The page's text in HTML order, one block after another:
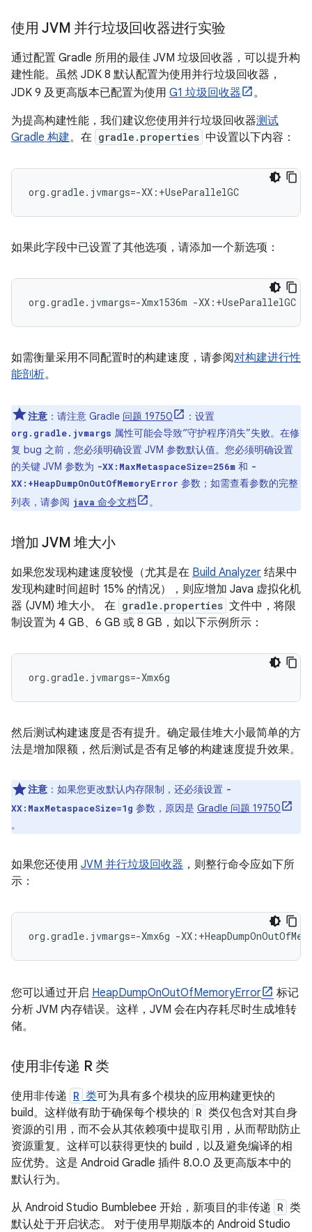
使用 JVM 并行垃圾回收器进行实验
通过配置 Gradle 所用的最佳 JVM 垃圾回收器，可以提升构
建性能。虽然 JDK 8 默认配置为使用并行垃圾回收器，
JDK 9 及更高版本已配置为使用 G1 垃圾回收器
。
为提高构建性能，我们建议您使用并行垃圾回收器测试
Gradle 构建。在 gradle.properties 中设置以下内容：
org.gradle.jvmargs=-XX:+UseParallelGC
如果此字段中已设置了其他选项，请添加一个新选项：
org.gradle.jvmargs=-Xmx1536m -XX:+UseParallelGC
如需衡量采用不同配置时的构建速度，请参阅对构建进行性
能剖析。
注意 ：请注意 Gradle 问题 19750 ：设置
org.gradle.jvmargs 属性可能会导致“守护程序消失”失败。在修
复 bug 之前，您必须明确设置 JVM 参数默认值。您必须明确设置
的关键 JVM 参数为 -XX:MaxMetaspaceSize=256m 和 -
XX:+HeapDumpOnOutOfMemoryError 参数；如需查看参数的完整
列表，请参阅 java 命令文档 。
增加 JVM 堆大小
如果您发现构建速度较慢（尤其是在 Build Analyzer 结果中
发现构建时间超时 15% 的情况），则应增加 Java 虚拟化机
器 (JVM) 堆大小。 在 gradle.properties 文件中，将限
制设置为 4 GB、6 GB 或 8 GB，如以下示例所示：
org.gradle.jvmargs=-Xmx6g
然后测试构建速度是否有提升。确定最佳堆大小最简单的方
法是增加限额，然后测试是否有足够的构建速度提升效果。
注意 ：如果您更改默认内存限制，还必须设置 -
XX:MaxMetaspaceSize=1g 参数，原因是 Gradle 问题 19750
。
如果您还使用 JVM 并行垃圾回收器 ，则整行命令应如下所
示：
org.gradle.jvmargs=-Xmx6g -
您可以通过开启 HeapDumpOnOutOfMemoryError
标记
分析 JVM 内存错误。这样，JVM 会在内存耗尽时生成堆转
储。
使用非传递 R 类
使用非传递 R 类可为具有多个模块的应用构建更快的
build。这样做有助于确保每个模块的 R 类仅包含对其自身
资源的引用，而不会从其依赖项中提取引用，从而帮助防止
资源重复。这样可以获得更快的 build，以及避免编译的相
应优势。这是 Android Gradle 插件 8.0.0 及更高版本中的
默认行为。
从 Android Studio Bumblebee 开始，新项目的非传递 R 类
默认处于开启状态。 对于使用早期版本的 Android Studio